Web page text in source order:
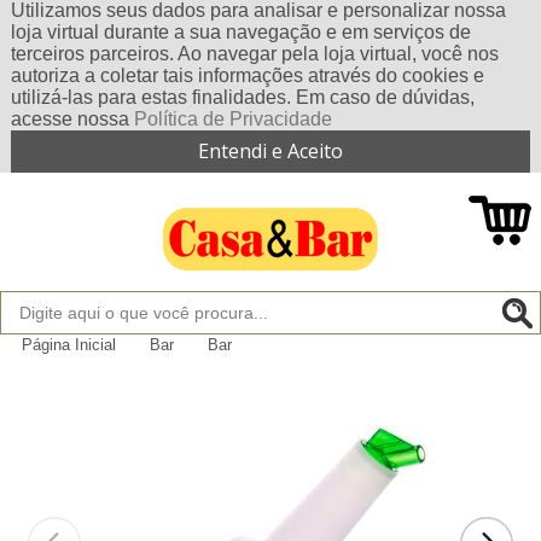
Utilizamos seus dados para analisar e personalizar nossa
loja virtual durante a sua navegação e em serviços de
terceiros parceiros. Ao navegar pela loja virtual, você nos
autoriza a coletar tais informações através do cookies e
utilizá-las para estas finalidades. Em caso de dúvidas,
acesse nossa Política de Privacidade
Entendi e Aceito
Página Inicial Bar Bar